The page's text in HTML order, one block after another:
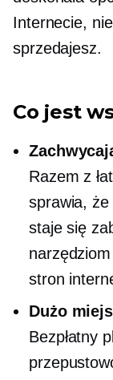
Internecie,
sprzedajesz.
Co jest
Razem z
sprawia,
staje się
stron
Dużo
Bezpłatny